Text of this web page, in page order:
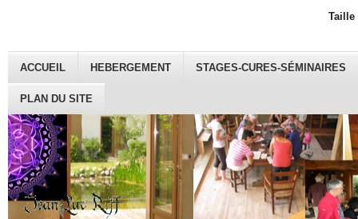
ACCUEIL HEBERGEMENT STAGES-CURES-SÉMINAIRES
PLAN DU SITE
Taille